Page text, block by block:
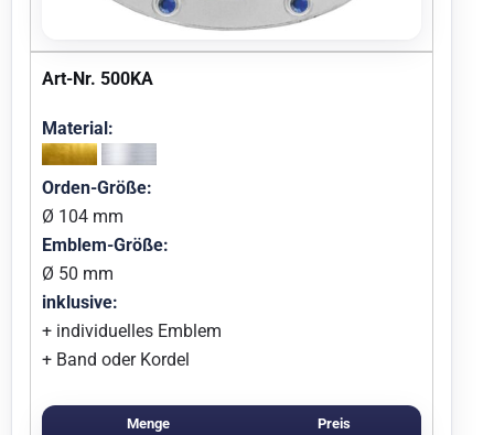
Art-Nr. 500KA
Material:
Orden-Größe:
Ø 104 mm
Emblem-Größe:
Ø 50 mm
inklusive:
+ individuelles Emblem
+ Band oder Kordel
Menge Preis